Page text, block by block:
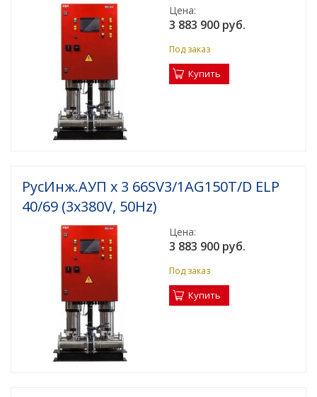
Цена:
3 883 900 руб.
Под заказ
Купить
РусИнж.АУП х 3 66SV3/1AG150T/D ELP
40/69 (3x380V, 50Hz)
Цена:
3 883 900 руб.
Под заказ
Купить